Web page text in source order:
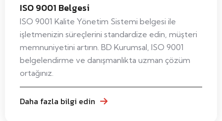
ISO 9001 Belgesi
ISO 9001 Kalite Yönetim Sistemi belgesi ile
işletmenizin süreçlerini standardize edin, müşteri
memnuniyetini artırın. BD Kurumsal, ISO 9001
belgelendirme ve danışmanlıkta uzman çözüm
ortağınız.
Daha fazla bilgi edin